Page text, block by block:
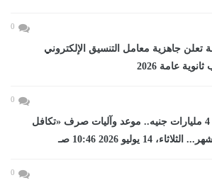
0
تعلن جاهزية معامل التنسيق الإلكتروني
عامة 2026
0
بميزانية تفوق 4 مليارات جنيه.. موعد وآليات صرف «تكافل
14 يوليو 2026 10:46 صـ
0